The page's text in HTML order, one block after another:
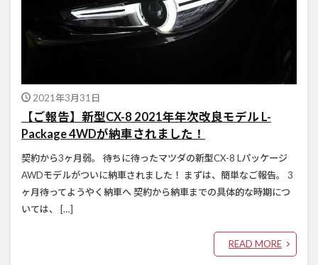
2021年3月31日
【ご報告】新型CX-8 2021年年次改良モデル L-
Package 4WDが納車されました！
契約から3ヶ月弱。 待ちに待ったマツダの新型CX-8 Lパッケージ
AWDモデルがついに納車されました！ まずは、簡単なご報告。 3
ヶ月待ってようやく納車へ 契約から納車までの具体的な時期につ
いては、 […]
READ MORE